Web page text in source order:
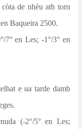
de nhèu ath torn
Baqueira 2500.
7° en Les; -1°/3° en
e ua tarde damb
(-2°/5° en Les;